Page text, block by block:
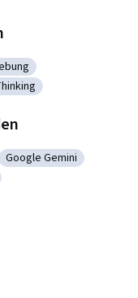
Thinking
Codierung
Kategorie: Google
Google Gemini